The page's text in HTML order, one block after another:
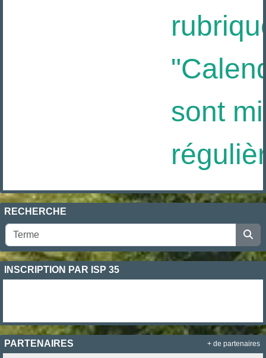
sont
RECHERCHE
INSCRIPTION PAR ISP 35
PARTENAIRES + de partenaires